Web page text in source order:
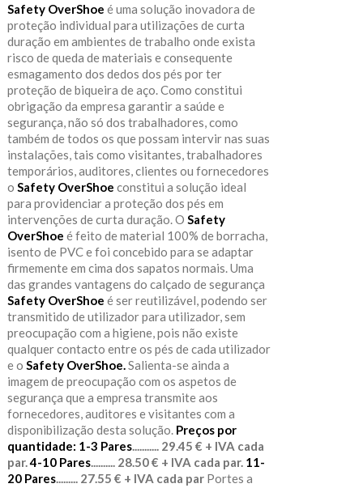
Safety OverShoe é uma solução inovadora de
proteção individual para utilizações de curta
duração em ambientes de trabalho onde exista
risco de queda de materiais e consequente
esmagamento dos dedos dos pés por ter
proteção de biqueira de aço. Como constitui
obrigação da empresa garantir a saúde e
segurança, não só dos trabalhadores, como
também de todos os que possam intervir nas suas
instalações, tais como visitantes, trabalhadores
temporários, auditores, clientes ou fornecedores
o Safety OverShoe constitui a solução ideal
para providenciar a proteção dos pés em
intervenções de curta duração. O Safety
OverShoe é feito de material 100% de borracha,
isento de PVC e foi concebido para se adaptar
firmemente em cima dos sapatos normais. Uma
das grandes vantagens do calçado de segurança
Safety OverShoe é ser reutilizável, podendo ser
transmitido de utilizador para utilizador, sem
preocupação com a higiene, pois não existe
qualquer contacto entre os pés de cada utilizador
e o Safety OverShoe. Salienta-se ainda a
imagem de preocupação com os aspetos de
segurança que a empresa transmite aos
fornecedores, auditores e visitantes com a
disponibilização desta solução. Preços por
quantidade: 1-3 Pares........... 29.45 € + IVA cada
par. 4-10 Pares.......... 28.50 € + IVA cada par. 11-
20 Pares......... 27.55 € + IVA cada parPortes a